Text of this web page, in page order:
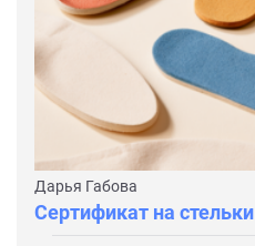
Дарья Габова
Сертификат на стельки